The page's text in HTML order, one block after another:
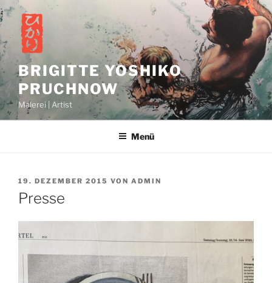
Zum
Inhalt
springen
BRIGITTE YOSHIKO
PRUCHNOW
Malerei | Artist
Menü
VERÖFFENTLICHT
AM
19. DEZEMBER 2015 VON ADMIN
Presse